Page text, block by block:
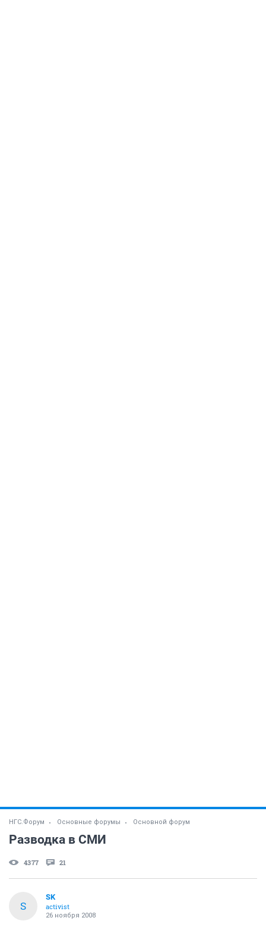
НГС.Форум Основные форумы Основной форум
Разводка в СМИ
4377 21
S
SK
activist
26 ноября 2008